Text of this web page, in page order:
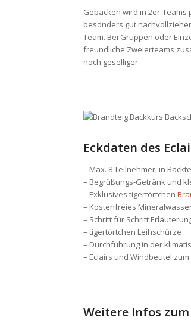
Gebacken wird in 2er-
besonders gut
Team. Bei Gruppen oder
freundliche Zweierteams
noch geselliger.
Eckdaten des
– Max. 8 Teilnehmer, in
– Begrüßungs-Getränk und
– Exklusives tigertörtchen
– Kostenfreies
– Schritt für Schritt
– tigertörtchen Leihschürze
– Durchführung in der
– Eclairs und Windbeutel
Weitere Infos